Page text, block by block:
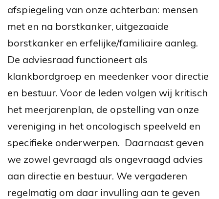
afspiegeling van onze achterban: mensen
met en na borstkanker, uitgezaaide
borstkanker en erfelijke/familiaire aanleg.
De adviesraad functioneert als
klankbordgroep en meedenker voor directie
en bestuur. Voor de leden volgen wij kritisch
het meerjarenplan, de opstelling van onze
vereniging in het oncologisch speelveld en
specifieke onderwerpen. Daarnaast geven
we zowel gevraagd als ongevraagd advies
aan directie en bestuur. We vergaderen
regelmatig om daar invulling aan te geven